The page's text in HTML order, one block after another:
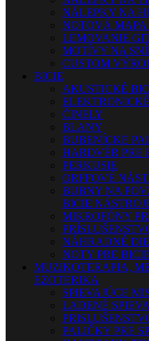
NÁLEPKY NA
NOTOVÁ
LEMOVANIE
MOTÍVY NA
CUSTOM
BICIE
AKUSTICKÉ
ČINELY
BLANY
BUBENÍCKE
HARDVÉR PRE
PERKUSIE
ORFFOVÉ
BUBNY NA
BICIE
MIKROFÓNY
NÁHRADNÉ
NOTY PRE
MUZIKOTERAPIA,
EZOTERIKA
SPIEVAJÚCE
LADENÉ
PALIČKY PRE